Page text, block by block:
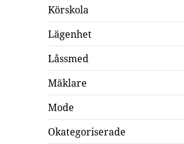
Körskola
Lägenhet
Låssmed
Mäklare
Mode
Okategoriserade